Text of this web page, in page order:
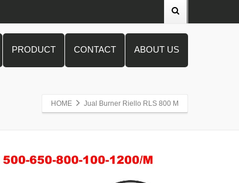
PRODUCT CONTACT ABOUT US
HOME Jual Burner Riello RLS 800 M